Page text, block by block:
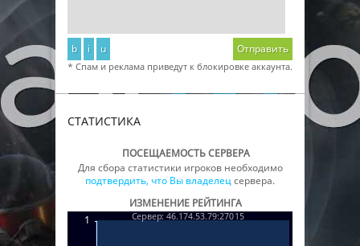
b i u Отправить
* Спам и реклама приведут к блокировке аккаунта.
СТАТИСТИКА
ПОСЕЩАЕМОСТЬ СЕРВЕРА
Для сбора статистики игроков необходимо
подтвердить, что Вы владелецсервера.
ИЗМЕНЕНИЕ РЕЙТИНГА